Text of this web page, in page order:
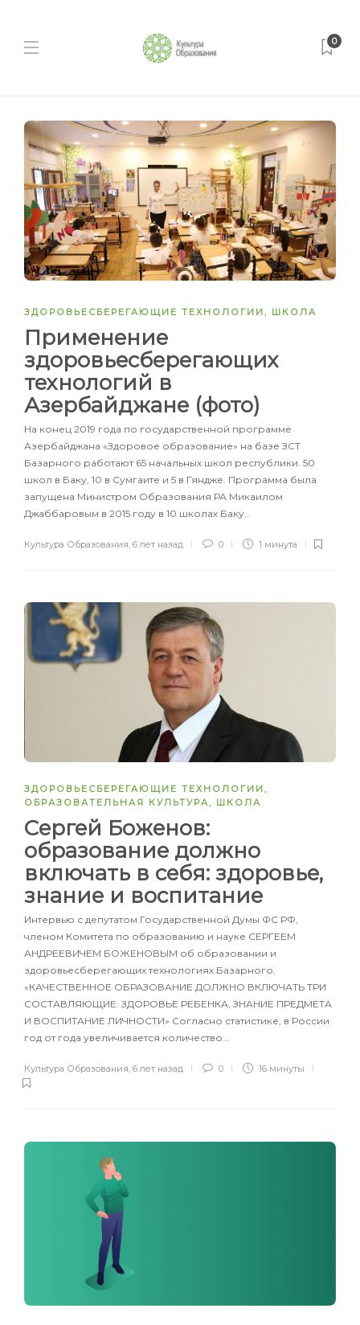
0
ЗДОРОВЬЕСБЕРЕГАЮЩИЕ ТЕХНОЛОГИИ, ШКОЛА
Применение
здоровьесберегающих
технологий в
Азербайджане (фото)
На конец 2019 года по государственной программе
Азербайджана «Здоровое образование» на базе ЗСТ
Базарного работают 65 начальных школ республики. 50
школ в Баку, 10 в Сумгаите и 5 в Гяндже. Программа была
запущена Министром Образования РА Микаилом
Джаббаровым в 2015 году в 10 школах Баку…
Культура Образования, 6 лет назад 0 1 минута
ЗДОРОВЬЕСБЕРЕГАЮЩИЕ ТЕХНОЛОГИИ,
ОБРАЗОВАТЕЛЬНАЯ КУЛЬТУРА, ШКОЛА
Cергей Боженов:
образование должно
включать в себя: здоровье,
знание и воспитание
Интервью с депутатом Государственной Думы ФС РФ,
членом Комитета по образованию и науке СЕРГЕЕМ
АНДРЕЕВИЧЕМ БОЖЕНОВЫМ об образовании и
здоровьесберегающих технологиях Базарного.
«КАЧЕСТВЕННОЕ ОБРАЗОВАНИЕ ДОЛЖНО ВКЛЮЧАТЬ ТРИ
СОСТАВЛЯЮЩИЕ: ЗДОРОВЬЕ РЕБЕНКА, ЗНАНИЕ ПРЕДМЕТА
И ВОСПИТАНИЕ ЛИЧНОСТИ» Согласно статистике, в России
год от года увеличивается количество…
Культура Образования, 6 лет назад 0 16 минуты